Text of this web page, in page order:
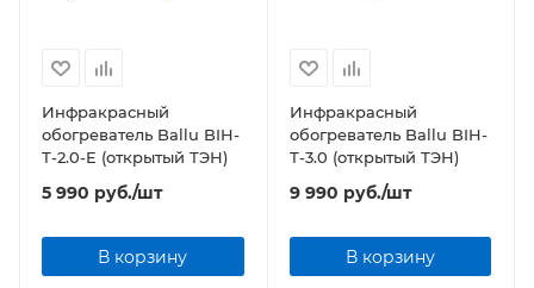
Инфракрасный
обогреватель Ballu BIH-
Т-2.0-E (открытый ТЭН)
5 990 руб./шт
В корзину
Инфракрасный
обогреватель Ballu BIH-
Т-3.0 (открытый ТЭН)
9 990 руб./шт
В корзину